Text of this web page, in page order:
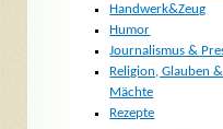
Handwerk&Zeug
Humor
Journalismus &
Religion, Glauben
Mächte
Rezepte